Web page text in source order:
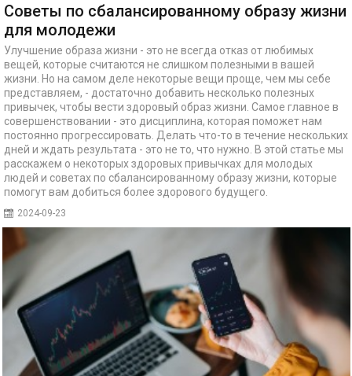
Советы по сбалансированному образу жизни
для молодежи
Улучшение образа жизни - это не всегда отказ от любимых
вещей, которые считаются не слишком полезными в вашей
жизни. Но на самом деле некоторые вещи проще, чем мы себе
представляем, - достаточно добавить несколько полезных
привычек, чтобы вести здоровый образ жизни. Самое главное в
совершенствовании - это дисциплина, которая поможет нам
постоянно прогрессировать. Делать что-то в течение нескольких
дней и ждать результата - это не то, что нужно. В этой статье мы
расскажем о некоторых здоровых привычках для молодых
людей и советах по сбалансированному образу жизни, которые
помогут вам добиться более здорового будущего.
2024-09-23